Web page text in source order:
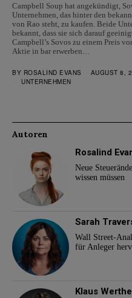
Campbell Soup hat angekündigt,
Unternehmen, das hinter den
von Rao steht, zu kaufen. Beide
bekannt, dass sie sich darauf
Campbell’s Sovos zu einem Preis
Aktie in bar erwerben…
BY ROSALIND EVANS
AUGUST 8,
UNTERNEHMEN
Autoren
Rosalind
Neue
wissen müssen
Sarah
Wall Street-
für Anleger
Klaus